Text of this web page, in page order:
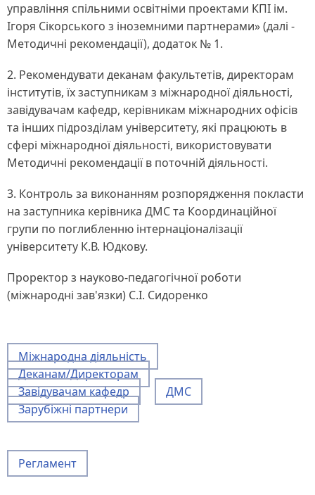
управління спільними освітніми проектами КПІ ім.
Ігоря Сікорського з іноземними партнерами» (далі -
Методичні рекомендації), додаток № 1.
2. Рекомендувати деканам факультетів, директорам
інститутів, їх заступникам з міжнародної діяльності,
завідувачам кафедр, керівникам міжнародних офісів
та інших підрозділам університету, які працюють в
сфері міжнародної діяльності, використовувати
Методичні рекомендації в поточній діяльності.
3. Контроль за виконанням розпорядження покласти
на заступника керівника ДМС та Координаційної
групи по поглибленню інтернаціоналізації
університету К.В. Юдкову.
Проректор з науково-педагогічної роботи
(міжнародні зав'язки) С.І. Сидоренко
Міжнародна діяльність
Деканам/Директорам
Завідувачам кафедр
ДМС
Зарубіжні партнери
Регламент